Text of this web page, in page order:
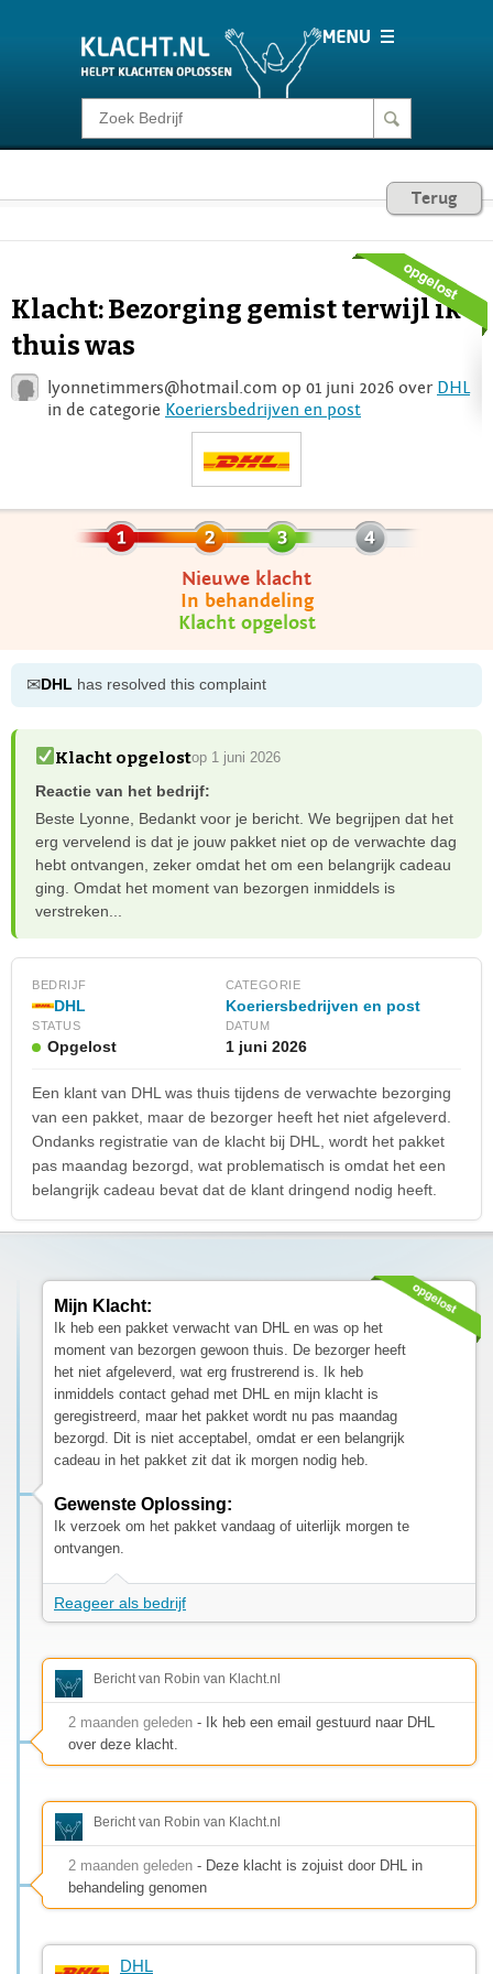
Klacht melden
Consumentenrecht
Login
Terug
Klacht: Bezorging gemist terwijl ik
thuis was
lyonnetimmers@hotmail.com op 01 juni 2026 over DHL
in de categorie Koeriersbedrijven en post
Nieuwe klacht
In behandeling
Klacht opgelost
✉DHL has resolved this complaint
Klacht opgelostop 1 juni 2026
Reactie van het bedrijf:
Beste Lyonne, Bedankt voor je bericht. We begrijpen dat het
erg vervelend is dat je jouw pakket niet op de verwachte dag
hebt ontvangen, zeker omdat het om een belangrijk cadeau
ging. Omdat het moment van bezorgen inmiddels is
verstreken...
BEDRIJF
DHL
CATEGORIE
Koeriersbedrijven en post
STATUS
Opgelost
DATUM
1 juni 2026
Een klant van DHL was thuis tijdens de verwachte bezorging
van een pakket, maar de bezorger heeft het niet afgeleverd.
Ondanks registratie van de klacht bij DHL, wordt het pakket
pas maandag bezorgd, wat problematisch is omdat het een
belangrijk cadeau bevat dat de klant dringend nodig heeft.
Mijn Klacht:
Ik heb een pakket verwacht van DHL en was op het
moment van bezorgen gewoon thuis. De bezorger heeft
het niet afgeleverd, wat erg frustrerend is. Ik heb
inmiddels contact gehad met DHL en mijn klacht is
geregistreerd, maar het pakket wordt nu pas maandag
bezorgd. Dit is niet acceptabel, omdat er een belangrijk
cadeau in het pakket zit dat ik morgen nodig heb.
Gewenste Oplossing:
Ik verzoek om het pakket vandaag of uiterlijk morgen te
ontvangen.
Reageer als bedrijf
Bericht van Robin van Klacht.nl
2 maanden geleden - Ik heb een email gestuurd naar DHL
over deze klacht.
Bericht van Robin van Klacht.nl
2 maanden geleden - Deze klacht is zojuist door DHL in
behandeling genomen
DHL